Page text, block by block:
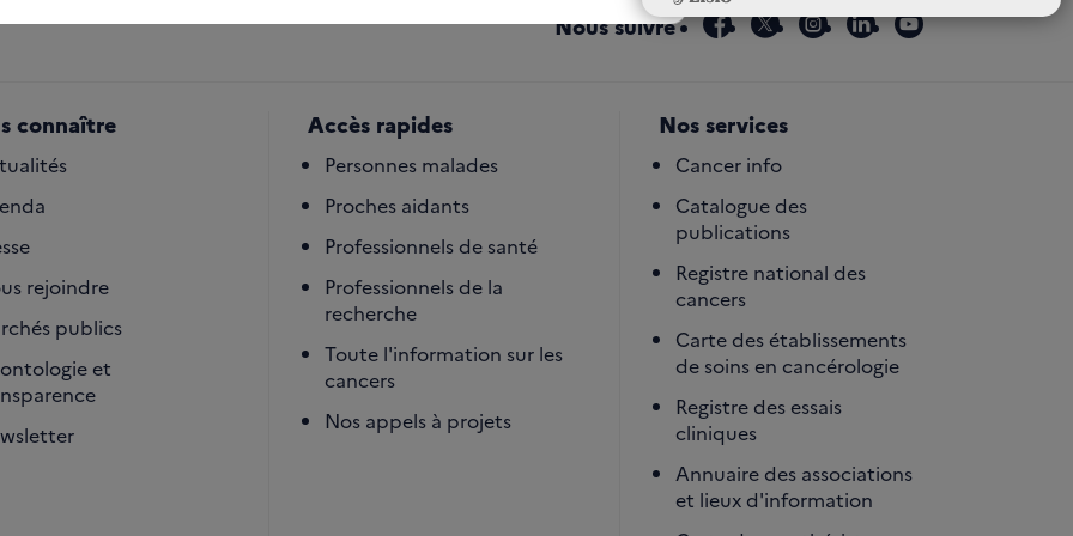
Nous suivre facebook
x instagram
linkedinyoutube
connaître
rejoindre
publics
et
Accès rapides
Personnes malades
Proches aidants
Professionnels de santé
Professionnels de la
recherche
Toute l'information sur les
cancers
Nos appels à projets
Nos services
Cancer info
Catalogue des
publications
Registre national des
cancers
Carte des établissements
de soins en cancérologie
Registre des essais
cliniques
Annuaire des associations
et lieux d'information